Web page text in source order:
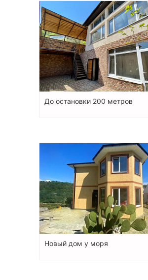
До остановки 200 метров
Новый дом у моря